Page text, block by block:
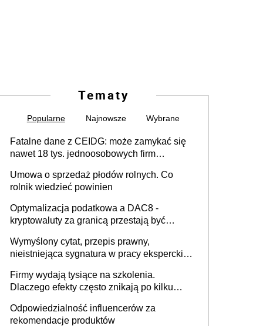
Tematy
Popularne Najnowsze Wybrane
Fatalne dane z CEIDG: może zamykać się
nawet 18 tys. jednoosobowych firm
Umowa o sprzedaż płodów rolnych. Co
rolnik wiedzieć powinien
Optymalizacja podatkowa a DAC8 -
kryptowaluty za granicą przestają być
Wymyślony cytat, przepis prawny,
nieistniejąca sygnatura w pracy eksperckiej -
firmie
Firmy wydają tysiące na szkolenia.
Dlaczego efekty często znikają po kilku
Odpowiedzialność influencerów za
rekomendacje produktów